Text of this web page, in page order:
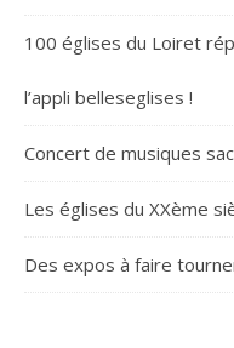
100 églises du Loiret
l’appli belleseglises !
Concert de musiques
Les églises du XXème
Des expos à faire